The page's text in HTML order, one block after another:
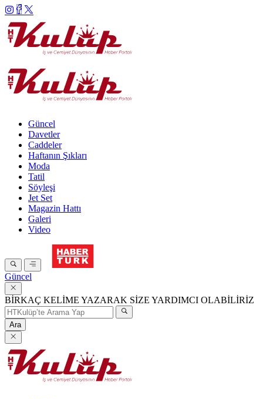
Güncel
Davetler
Caddeler
Haftanın Şıkları
Moda
Tatil
Söyleşi
Jet Set
Magazin Hattı
Galeri
Video
Güncel
BİRKAÇ KELİME YAZARAK SİZE YARDIMCI OLABİLİRİZ
Ara